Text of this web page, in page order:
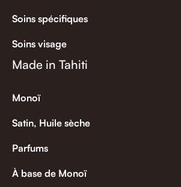
Soins spécifiques
Soins visage
Made in Tahiti
Monoï
Satin, Huile sèche
Parfums
À base de Monoï